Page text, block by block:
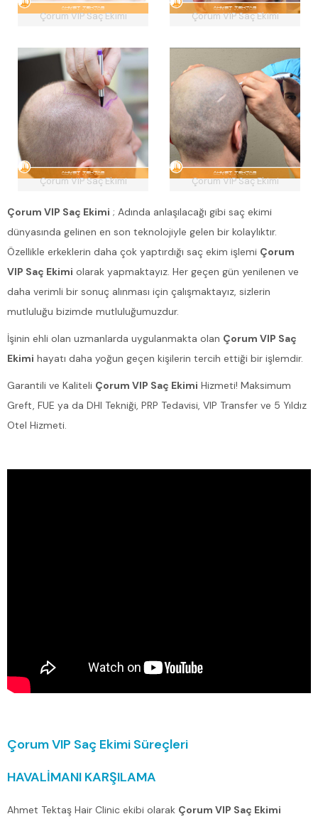
Çorum VIP Saç Ekimi Çorum VIP Saç Ekimi
Çorum VIP Saç Ekimi Çorum VIP Saç Ekimi
Çorum VIP Saç Ekimi ; Adında anlaşılacağı gibi saç ekimi
dünyasında gelinen en son teknolojiyle gelen bir kolaylıktır.
Özellikle erkeklerin daha çok yaptırdığı saç ekim işlemi Çorum
VIP Saç Ekimi olarak yapmaktayız. Her geçen gün yenilenen ve
daha verimli bir sonuç alınması için çalışmaktayız, sizlerin
mutluluğu bizimde mutluluğumuzdur.
İşinin ehli olan uzmanlarda uygulanmakta olan Çorum VIP Saç
Ekimi hayatı daha yoğun geçen kişilerin tercih ettiği bir işlemdir.
Garantili ve Kaliteli Çorum VIP Saç Ekimi Hizmeti! Maksimum
Greft, FUE ya da DHI Tekniği, PRP Tedavisi, VIP Transfer ve 5 Yıldız
Otel Hizmeti.
Çorum VIP Saç Ekimi Süreçleri
HAVALİMANI KARŞILAMA
Ahmet Tektaş Hair Clinic ekibi olarak Çorum VIP Saç Ekimi